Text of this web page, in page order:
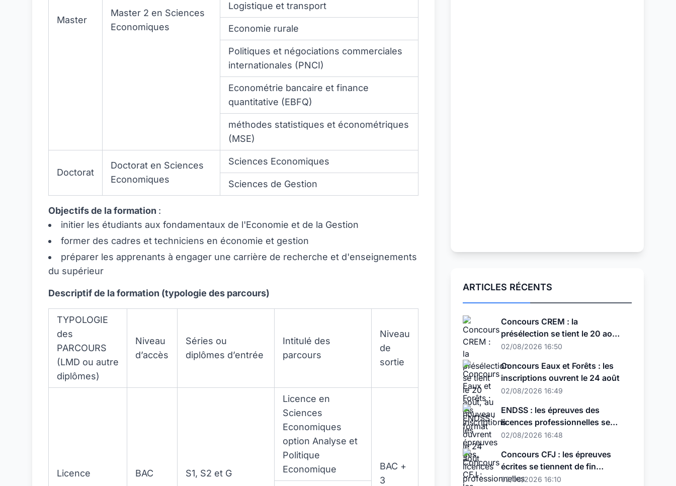
Master
Master 2 en Sciences
Economiques
Logistique et transport
Economie rurale
Politiques et négociations commerciales
internationales (PNCI)
Econométrie bancaire et finance
quantitative (EBFQ)
méthodes statistiques et économétriques
(MSE)
Doctorat
Doctorat en Sciences
Economiques
Sciences Economiques
Sciences de Gestion
Objectifs de la formation :
initier les étudiants aux fondamentaux de l'Economie et de la Gestion
former des cadres et techniciens en économie et gestion
préparer les apprenants à engager une carrière de recherche et d'enseignements
du supérieur
Descriptif de la formation (typologie des parcours)
TYPOLOGIE
des
PARCOURS
(LMD ou autre
diplômes)
Niveau
d’accès
Séries ou
diplômes d’entrée
Intitulé des
parcours
Niveau
de
sortie
Licence BAC S1, S2 et G
Licence en
Sciences
Economiques
option Analyse et
Politique
Economique
BAC +
3
ARTICLES RÉCENTS
Concours CREM : la
présélection se tient le 20 août,
au nouveau format
02/08/2026 16:50
Concours Eaux et Forêts : les
inscriptions ouvrent le 24 août
02/08/2026 16:49
ENDSS : les épreuves des
licences professionnelles se
tiennent les 11, 12 et 13 août
02/08/2026 16:48
Concours CFJ : les épreuves
écrites se tiennent de fin
septembre à début octobre
02/08/2026 16:10